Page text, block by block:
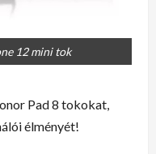
12 mini tok
Pad 8 tokokat,
élményét!